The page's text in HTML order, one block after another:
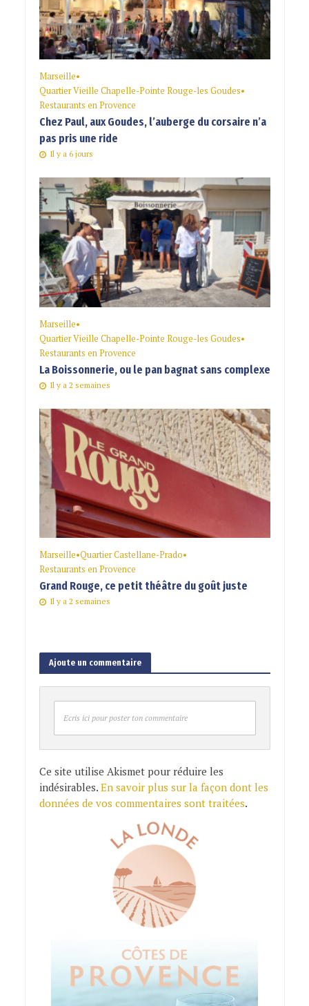
Marseille•
Quartier Vieille Chapelle-Pointe Rouge-les Goudes•
Restaurants en Provence
Chez Paul, aux Goudes, l’auberge du corsaire n’a
pas pris une ride
Il y a 6 jours
Marseille•
Quartier Vieille Chapelle-Pointe Rouge-les Goudes•
Restaurants en Provence
La Boissonnerie, ou le pan bagnat sans complexe
Il y a 2 semaines
Marseille•Quartier Castellane-Prado•
Restaurants en Provence
Grand Rouge, ce petit théâtre du goût juste
Il y a 2 semaines
Ajoute un commentaire
Ecris ici pour poster ton commentaire
Ce site utilise Akismet pour réduire les
indésirables. En savoir plus sur la façon dont les
données de vos commentaires sont traitées.